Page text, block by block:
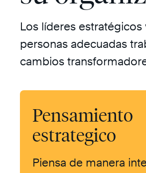
Los líderes
personas adecuadas
cambios
Pensamiento
estrategico
Piensa de manera